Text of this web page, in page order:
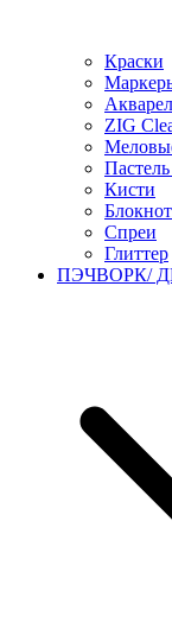
Краски
ZIG
Пастель
Кисти
Спреи
Глиттер
ПЭЧВОРК/